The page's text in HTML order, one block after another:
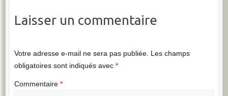
Laisser un commentaire
Votre adresse e-mail ne sera pas publiée. Les champs
obligatoires sont indiqués avec *
Commentaire *